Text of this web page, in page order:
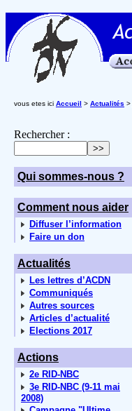
vous etes ici Accueil > Actualités >
Rechercher :
Qui sommes-nous ?
Comment nous aider
Diffuser l’information
Faire un don
Actualités
Les lettres d’ACDN
Communiqués
Autres sources
Articles d’actualité
Elections 2017
Actions
2e RID-NBC
3e RID-NBC (9-11 mai
2008)